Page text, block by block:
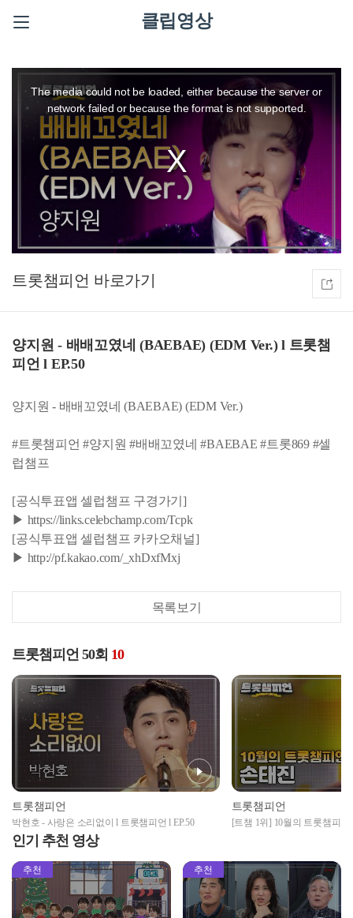
클립영상
The media could not be loaded, either because the server or
network failed or because the format is not supported.
트롯챔피언
양지원 - 배배꼬였네 (BAEBAE) (EDM Ver.) l 트롯챔
피언 l EP.50
양지원 - 배배꼬였네 (BAEBAE) (EDM Ver.)
#트롯챔피언 #양지원 #배배꼬였네 #BAEBAE #트롯869 #셀
럽챔프
[공식투표앱 셀럽챔프 구경가기]
▶ https://links.celebchamp.com/Tcpk
[공식투표앱 셀럽챔프 카카오채널]
▶ http://pf.kakao.com/_xhDxfMxj
목록보기
트롯챔피언 50회 10
트롯챔피언
박현호 - 사랑은 소리없이 l 트롯챔피언 l EP.50
트롯챔피언
[트챔 1위] 10월의 트롯챔피
인기 추천 영상
추천 추천